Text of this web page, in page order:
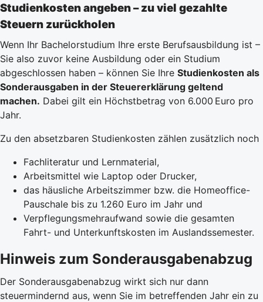
Studienkosten angeben – zu viel gezahlte
Steuern zurückholen
Wenn Ihr Bachelorstudium Ihre erste Berufsausbildung ist –
Sie also zuvor keine Ausbildung oder ein Studium
abgeschlossen haben – können Sie Ihre Studienkosten als
Sonderausgaben in der Steuererklärung geltend
machen. Dabei gilt ein Höchstbetrag von 6.000 Euro pro
Jahr.
Zu den absetzbaren Studienkosten zählen zusätzlich noch
Fachliteratur und Lernmaterial,
Arbeitsmittel wie Laptop oder Drucker,
das häusliche Arbeitszimmer bzw. die Homeoffice-
Pauschale bis zu 1.260 Euro im Jahr und
Verpflegungsmehraufwand sowie die gesamten
Fahrt- und Unterkunftskosten im Auslandssemester.
Hinweis zum Sonderausgabenabzug
Der Sonderausgabenabzug wirkt sich nur dann
steuermindernd aus, wenn Sie im betreffenden Jahr ein zu